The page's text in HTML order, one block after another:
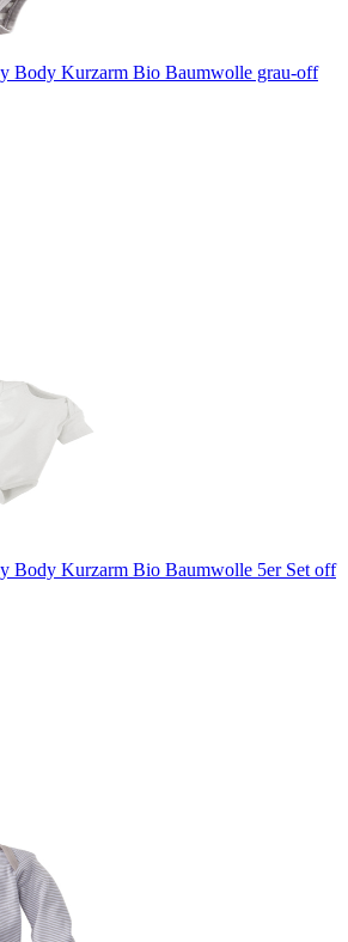
Body Kurzarm Bio Baumwolle grau-off
Body Kurzarm Bio Baumwolle 5er Set off